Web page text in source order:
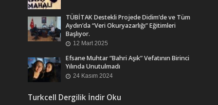
TÜBİTAK Destekli Projede Didim’de ve Tüm
Aydın’da “Veri Okuryazarlığı” Eğitimleri
Başlıyor.
12 Mart 2025
Efsane Muhtar “Bahri Aşık” Vefatının Birinci
Yılında Unutulmadı
24 Kasım 2024
Turkcell Dergilik İndir Oku